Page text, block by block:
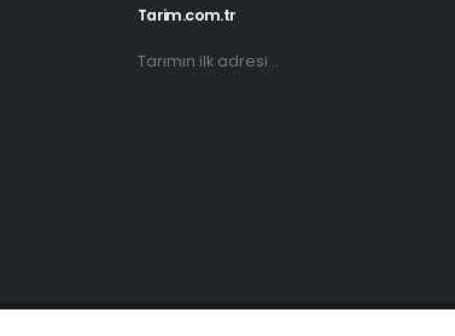
Tarim.com.tr
Tarımın ilk adresi...